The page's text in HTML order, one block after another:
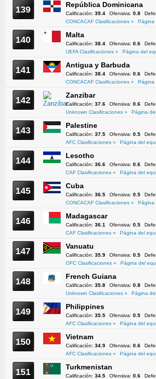
139 República Dominicana
Calificación: 39.4 Ofensiva: 0.8
CONCACAF Clasificaciones »
Página
140 Malta
Calificación: 38.4 Ofensiva: 0.6
UEFA Clasificaciones »
Página del
141 Antigua y Barbuda
Calificación: 38.4 Ofensiva: 0.6
CONCACAF Clasificaciones »
Página
142 Zanzibar
Calificación: 37.6 Ofensiva: 0.6
Unknown Clasificaciones »
Página
143 Palestine
Calificación: 37.5 Ofensiva: 0.5
AFC Clasificaciones »
Página del
144 Lesotho
Calificación: 36.6 Ofensiva: 0.6
CAF Clasificaciones »
Página del
145 Cuba
Calificación: 36.5 Ofensiva: 0.5
CONCACAF Clasificaciones »
Página
146 Madagascar
Calificación: 36.1 Ofensiva: 0.5
CAF Clasificaciones »
Página del
147 Vanuatu
Calificación: 35.9 Ofensiva: 0.5
OFC Clasificaciones »
Página del
148 French Guiana
Calificación: 35.8 Ofensiva: 0.8
Unknown Clasificaciones »
Página
149 Philippines
Calificación: 35.5 Ofensiva: 0.5
AFC Clasificaciones »
Página del
150 Vietnam
Calificación: 34.9 Ofensiva: 0.6
AFC Clasificaciones »
Página del
151 Turkmenistan
Calificación: 34.5 Ofensiva: 0.6